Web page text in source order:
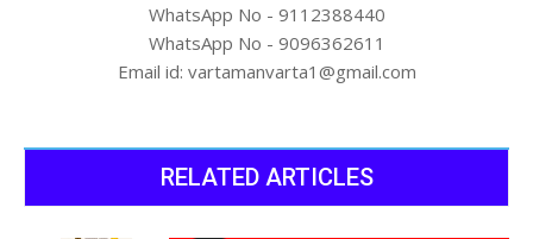
WhatsApp No - 9112388440
WhatsApp No - 9096362611
Email id: vartamanvarta1@gmail.com
RELATED ARTICLES